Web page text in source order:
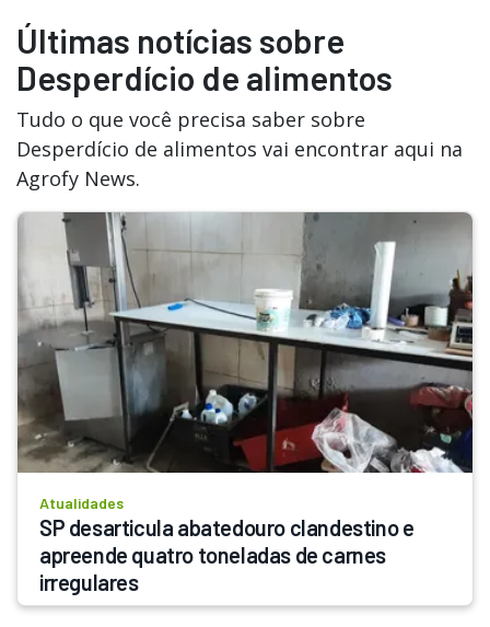
Últimas notícias sobre
Desperdício de alimentos
Tudo o que você precisa saber sobre
Desperdício de alimentos vai encontrar aqui na
Agrofy News.
Atualidades
SP desarticula abatedouro clandestino e
apreende quatro toneladas de carnes
irregulares